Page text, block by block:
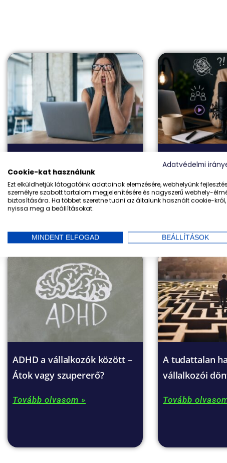
vállalkozói önértékelés valódi
próbája
Lámpaláz és
blokk: amit a
old meg
ADHD a vállalkozók között –
Átok vagy szupererő?
Tovább olvasom »
A tudattalan
vállalkozói
Tovább
Adatvédelmi
Cookie-kat használunk
Ezt elküldhetjük látogatóink adatainak elemzésére, webhelyünk
személyre szabott tartalom megjelenítésére és nagyszerű webhely-
biztosítására. Ha többet szeretne tudni az általunk használt cookie-król,
nyissa meg a beállításokat.
MINDENT ELFOGAD BEÁLLÍTÁSOK